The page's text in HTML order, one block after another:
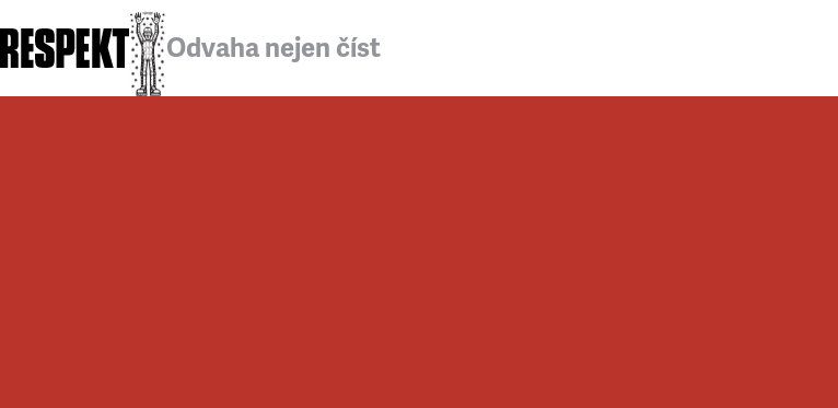
Odvaha nejen číst